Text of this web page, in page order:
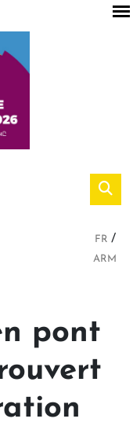
FR
ARM
pont